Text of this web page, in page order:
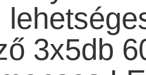
3x5db